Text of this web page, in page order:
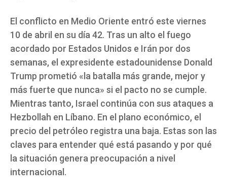
El conflicto en Medio Oriente entró este viernes
10 de abril en su día 42. Tras un alto el fuego
acordado por Estados Unidos e Irán por dos
semanas, el expresidente estadounidense Donald
Trump prometió «la batalla más grande, mejor y
más fuerte que nunca» si el pacto no se cumple.
Mientras tanto, Israel continúa con sus ataques a
Hezbollah en Líbano. En el plano económico, el
precio del petróleo registra una baja. Estas son las
claves para entender qué está pasando y por qué
la situación genera preocupación a nivel
internacional.